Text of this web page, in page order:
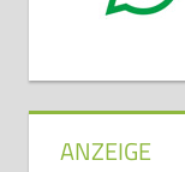
ANZEIGE